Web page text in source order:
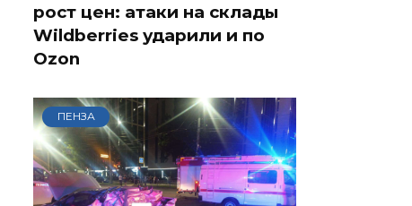
рост цен: атаки на склады
Wildberries ударили и по
Ozon
ПЕНЗА